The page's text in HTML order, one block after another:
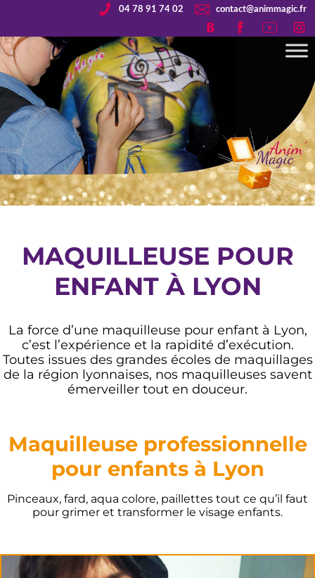
04 78 91 74 02 contact@animmagic.fr
MAQUILLEUSE POUR
ENFANT À LYON
La force d’une maquilleuse pour enfant à Lyon,
c’est l’expérience et la rapidité d’exécution.
Toutes issues des grandes écoles de maquillages
de la région lyonnaises, nos maquilleuses savent
émerveiller tout en douceur.
Maquilleuse professionnelle
pour enfants à Lyon
Pinceaux, fard, aqua colore, paillettes tout ce qu’il faut
pour grimer et transformer le visage enfants.